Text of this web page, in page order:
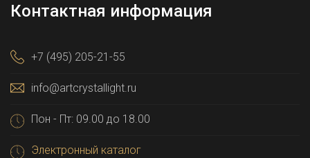
Контактная информация
+7 (495) 205-21-55
info@artcrystallight.ru
Пон - Пт: 09.00 до 18.00
Электронный каталог